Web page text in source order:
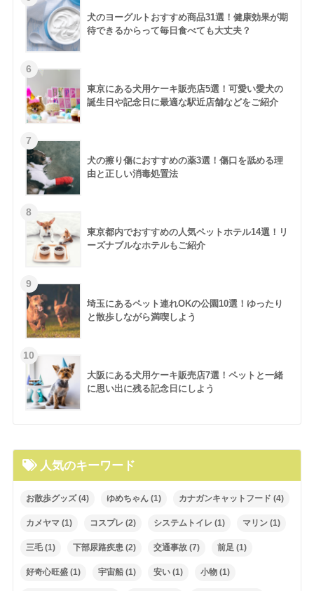
犬のヨーグルトおすすめ商品31選！健康効果が期
待できるからって毎日食べても大丈夫？
東京にある犬用ケーキ販売店5選！可愛い愛犬の
誕生日や記念日に最適な駅近店舗などをご紹介
犬の擦り傷におすすめの薬3選！傷口を舐める理
由と正しい消毒処置法
東京都内でおすすめの人気ペットホテル14選！リ
ーズナブルなホテルもご紹介
埼玉にあるペット連れOKの公園10選！ゆったり
と散歩しながら満喫しよう
大阪にある犬用ケーキ販売店7選！ペットと一緒
に思い出に残る記念日にしよう
人気のキーワード
お散歩グッズ(4) ゆめちゃん(1) カナガンキャットフード (4)
カメヤマ(1) コスプレ (2) システムトイレ (1) マリン(1)
三毛(1) 下部尿路疾患(2) 交通事故(7) 前足 (1)
好奇心旺盛(1) 宇宙船(1) 安い(1) 小物(1)